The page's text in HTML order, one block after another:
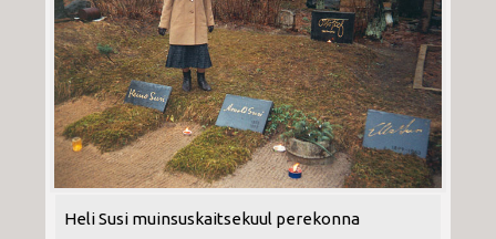
Heli Susi muinsuskaitsekuul perekonna